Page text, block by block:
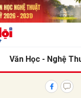
Văn Học - Nghệ